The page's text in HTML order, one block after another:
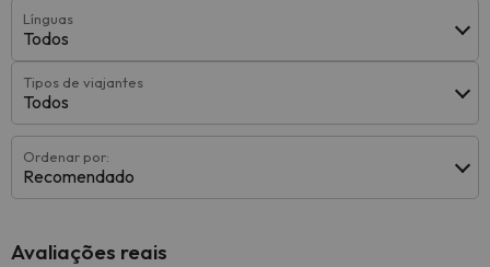
Línguas
Todos
Tipos de viajantes
Todos
Ordenar por:
Recomendado
Avaliações reais